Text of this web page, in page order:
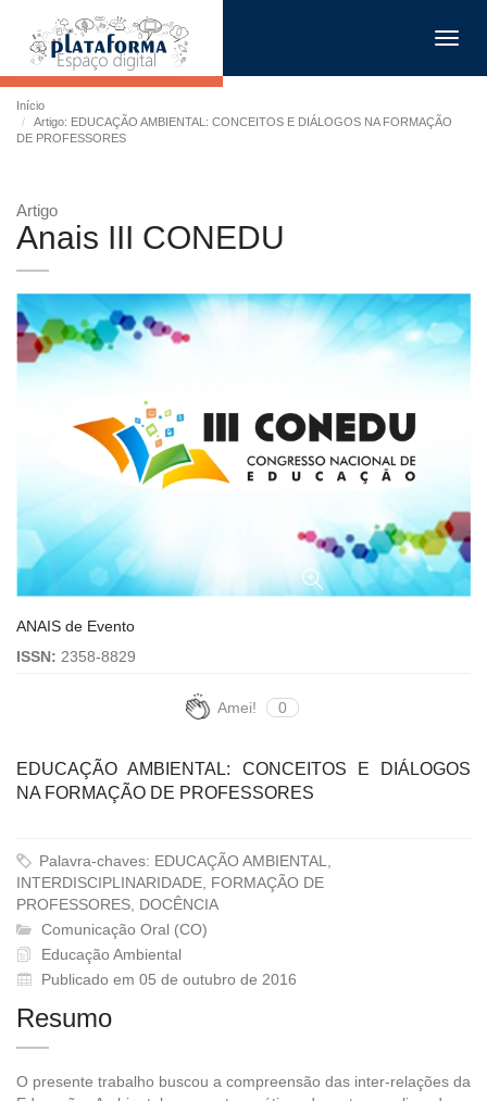
Início
Artigo: EDUCAÇÃO AMBIENTAL: CONCEITOS E DIÁLOGOS NA FORMAÇÃO
DE PROFESSORES
Artigo
Anais III CONEDU
ANAIS de Evento
ISSN: 2358-8829
Amei! 0
EDUCAÇÃO AMBIENTAL: CONCEITOS E DIÁLOGOS
NA FORMAÇÃO DE PROFESSORES
Palavra-chaves: EDUCAÇÃO AMBIENTAL,
INTERDISCIPLINARIDADE, FORMAÇÃO DE
PROFESSORES, DOCÊNCIA
Comunicação Oral (CO)
Educação Ambiental
Publicado em 05 de outubro de 2016
Resumo
O presente trabalho buscou a compreensão das inter-relações da